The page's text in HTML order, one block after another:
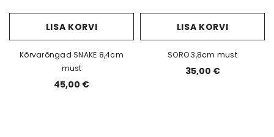
LISA KORVI
Kõrvarõngad SNAKE 8,4cm
must
45,00 €
LISA KORVI
SORO 3,8cm must
35,00 €